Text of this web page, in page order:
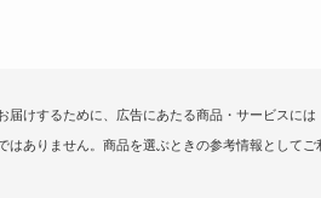
けするために、広告にあたる商品・サービスに
ありません。商品を選ぶときの参考情報としてご